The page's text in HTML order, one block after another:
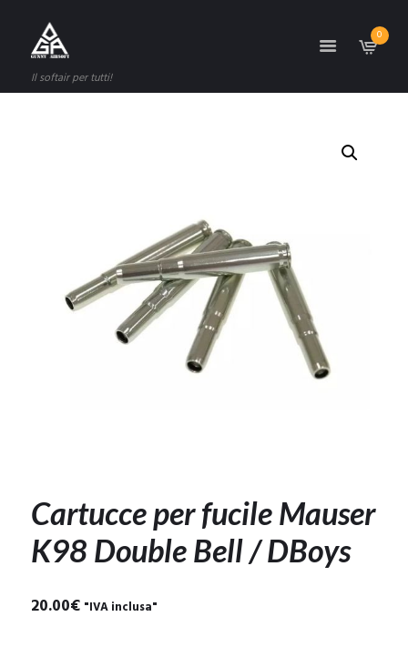
Il softair per tutti!
0
Cartucce per fucile Mauser
K98 Double Bell / DBoys
20.00€ "IVA inclusa"